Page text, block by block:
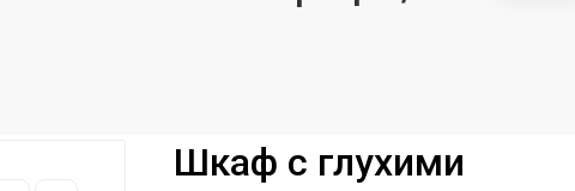
Шкаф с глухими